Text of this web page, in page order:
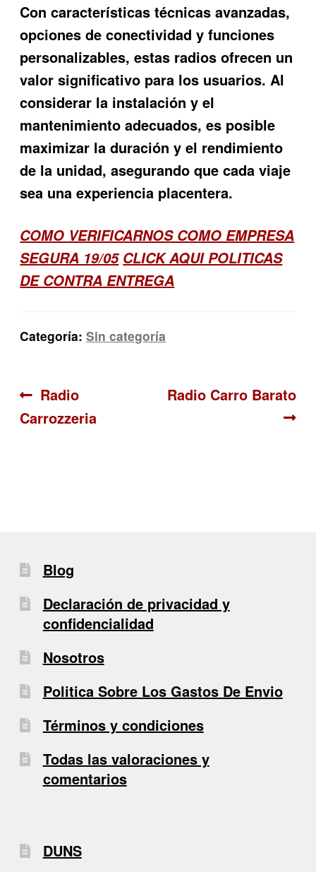
Con características técnicas avanzadas,
opciones de conectividad y funciones
personalizables, estas radios ofrecen un
valor significativo para los usuarios. Al
considerar la instalación y el
mantenimiento adecuados, es posible
maximizar la duración y el rendimiento
de la unidad, asegurando que cada viaje
sea una experiencia placentera.
COMO VERIFICARNOS COMO EMPRESA
SEGURA 19/05 CLICK AQUI POLITICAS
DE CONTRA ENTREGA
Categoría:Sin categoría
Navegación
de
Anterior:
Radio
Carrozzeria
Siguiente:
Radio Carro Barato
Blog
Declaración de privacidad y
confidencialidad
Nosotros
Politica Sobre Los Gastos De Envio
Términos y condiciones
Todas las valoraciones y
comentarios
DUNS